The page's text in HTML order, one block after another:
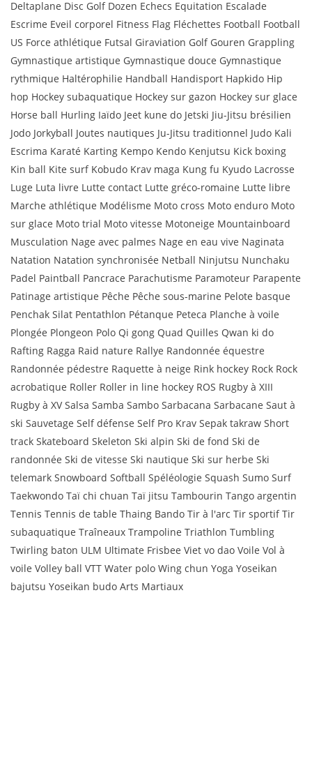
Deltaplane Disc Golf Dozen Echecs Equitation Escalade
Escrime Eveil corporel Fitness Flag Fléchettes Football Football
US Force athlétique Futsal Giraviation Golf Gouren Grappling
Gymnastique artistique Gymnastique douce Gymnastique
rythmique Haltérophilie Handball Handisport Hapkido Hip
hop Hockey subaquatique Hockey sur gazon Hockey sur glace
Horse ball Hurling Iaïdo Jeet kune do Jetski Jiu-Jitsu brésilien
Jodo Jorkyball Joutes nautiques Ju-Jitsu traditionnel Judo Kali
Escrima Karaté Karting Kempo Kendo Kenjutsu Kick boxing
Kin ball Kite surf Kobudo Krav maga Kung fu Kyudo Lacrosse
Luge Luta livre Lutte contact Lutte gréco-romaine Lutte libre
Marche athlétique Modélisme Moto cross Moto enduro Moto
sur glace Moto trial Moto vitesse Motoneige Mountainboard
Musculation Nage avec palmes Nage en eau vive Naginata
Natation Natation synchronisée Netball Ninjutsu Nunchaku
Padel Paintball Pancrace Parachutisme Paramoteur Parapente
Patinage artistique Pêche Pêche sous-marine Pelote basque
Penchak Silat Pentathlon Pétanque Peteca Planche à voile
Plongée Plongeon Polo Qi gong Quad Quilles Qwan ki do
Rafting Ragga Raid nature Rallye Randonnée équestre
Randonnée pédestre Raquette à neige Rink hockey Rock Rock
acrobatique Roller Roller in line hockey ROS Rugby à XIII
Rugby à XV Salsa Samba Sambo Sarbacana Sarbacane Saut à
ski Sauvetage Self défense Self Pro Krav Sepak takraw Short
track Skateboard Skeleton Ski alpin Ski de fond Ski de
randonnée Ski de vitesse Ski nautique Ski sur herbe Ski
telemark Snowboard Softball Spéléologie Squash Sumo Surf
Taekwondo Taï chi chuan Taï jitsu Tambourin Tango argentin
Tennis Tennis de table Thaing Bando Tir à l'arc Tir sportif Tir
subaquatique Traîneaux Trampoline Triathlon Tumbling
Twirling baton ULM Ultimate Frisbee Viet vo dao Voile Vol à
voile Volley ball VTT Water polo Wing chun Yoga Yoseikan
bajutsu Yoseikan budo Arts Martiaux